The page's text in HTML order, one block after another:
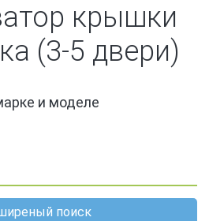
крышки
(3-5 двери)
и моделе
поиск